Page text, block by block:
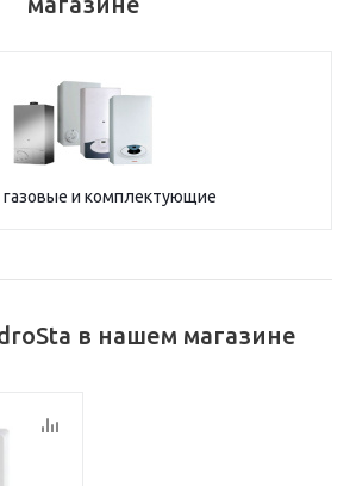
и комплектующие
в нашем магазине